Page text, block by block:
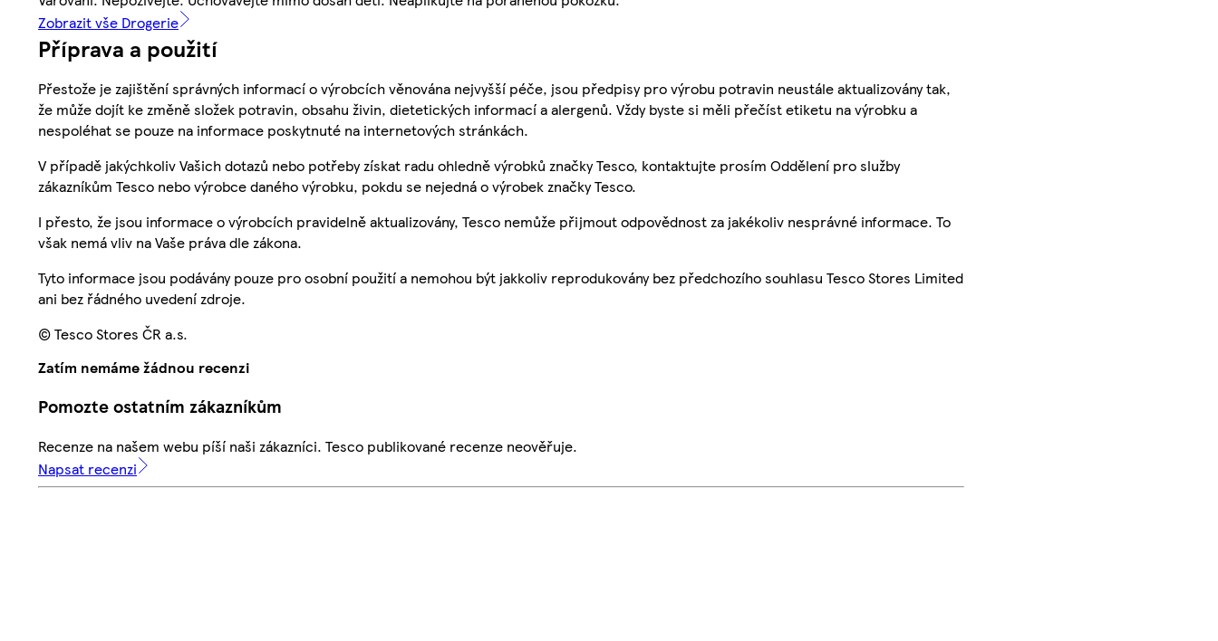
Zobrazit vše Drogerie
Příprava a použití
Přestože je zajištění správných informací o výrobcích věnována nejvyšší péče, jsou předpisy pro výrobu potravin neustále aktualizovány tak,
že může dojít ke změně složek potravin, obsahu živin, dietetických informací a alergenů. Vždy byste si měli přečíst etiketu na výrobku a
nespoléhat se pouze na informace poskytnuté na internetových stránkách.
V případě jakýchkoliv Vašich dotazů nebo potřeby získat radu ohledně výrobků značky Tesco, kontaktujte prosím Oddělení pro služby
zákazníkům Tesco nebo výrobce daného výrobku, pokdu se nejedná o výrobek značky Tesco.
I přesto, že jsou informace o výrobcích pravidelně aktualizovány, Tesco nemůže přijmout odpovědnost za jakékoliv nesprávné informace. To
však nemá vliv na Vaše práva dle zákona.
Tyto informace jsou podávány pouze pro osobní použití a nemohou být jakkoliv reprodukovány bez předchozího souhlasu Tesco Stores Limited
ani bez řádného uvedení zdroje.
© Tesco Stores ČR a.s.
Zatím nemáme žádnou recenzi
Pomozte ostatním zákazníkům
Recenze na našem webu píší naši zákazníci. Tesco publikované recenze neověřuje.
Napsat recenzi